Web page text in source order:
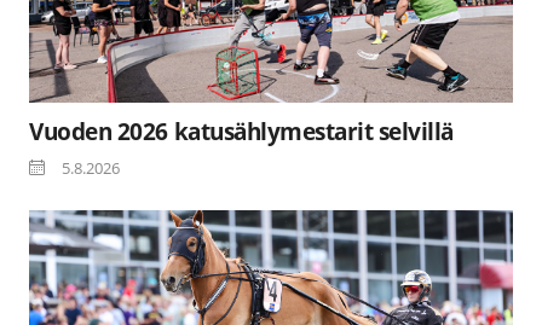
Vuoden 2026 katusählymestarit selvillä
5.8.2026